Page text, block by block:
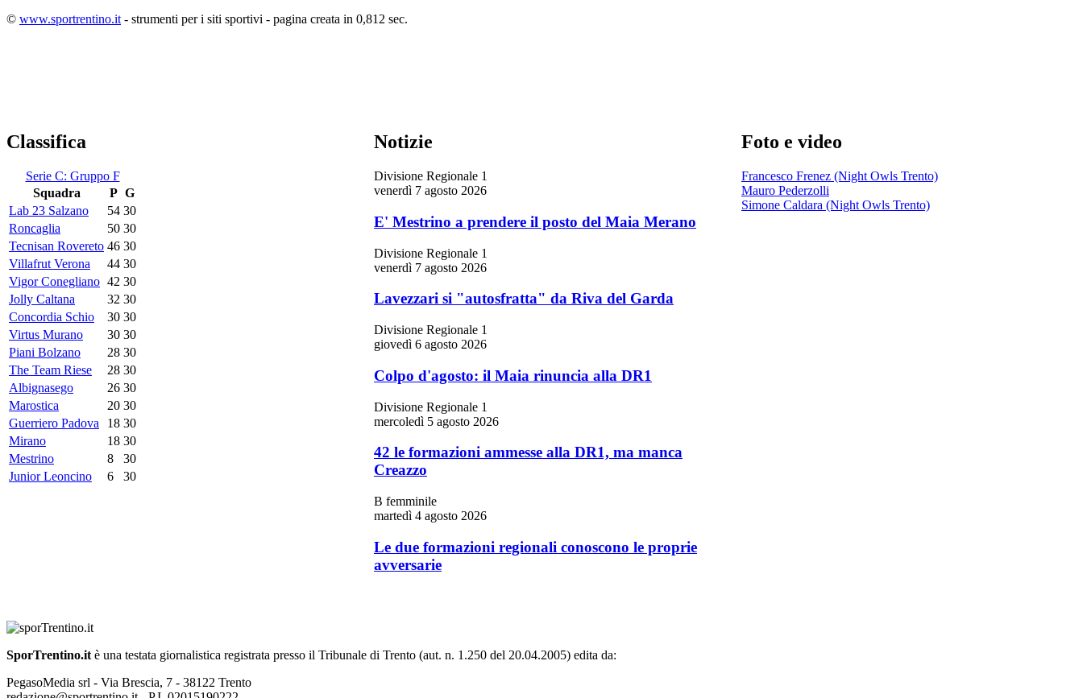
© www.sportrentino.it- strumenti per i siti sportivi - pagina creata in 0,812 sec.
Classifica
Serie C: Gruppo F
Squadra
P G
Lab 23 Salzano
54 30
Roncaglia
50 30
Tecnisan Rovereto 46 30
Villafrut Verona
44 30
Vigor Conegliano 42 30
Jolly Caltana
32 30
Concordia Schio
30 30
Virtus Murano
30 30
Piani Bolzano
28 30
The Team Riese
28 30
Albignasego
26 30
Marostica
20 30
Guerriero Padova
18 30
Mirano
18 30
Mestrino
8
30
Junior Leoncino
6 30
Notizie
Divisione Regionale 1
venerdì 7 agosto 2026
E' Mestrino a prendere il posto del Maia Merano
Divisione Regionale 1
venerdì 7 agosto 2026
Lavezzari si "autosfratta" da Riva del Garda
Divisione Regionale 1
giovedì 6 agosto 2026
Colpo d'agosto: il Maia rinuncia alla DR1
Divisione Regionale 1
mercoledì 5 agosto 2026
42 le formazioni ammesse alla DR1, ma manca
Creazzo
B femminile
martedì 4 agosto 2026
Le due formazioni regionali conoscono le proprie
avversarie
Foto e video
Francesco Frenez (Night Owls Trento)
Mauro Pederzolli
Simone Caldara (Night Owls Trento)
SporTrentino.itè una testata giornalistica registrata presso il Tribunale di Trento (aut. n. 1.250 del 20.04.2005) edita da:
PegasoMedia srl - Via Brescia, 7 - 38122 Trento